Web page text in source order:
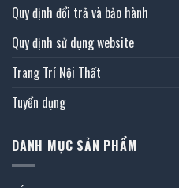
Quy định đổi trả và bảo hành
Quy định sử dụng website
Trang Trí Nội Thất
Tuyển dụng
DANH MỤC SẢN PHẨM